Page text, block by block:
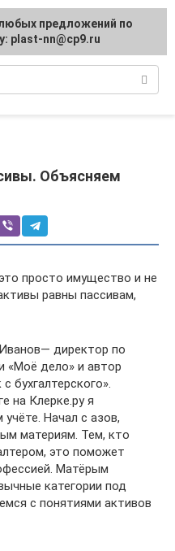
сервисы
Объясняем
просто имущество и не
равны пассивам,
директор по
«Моё дело» и автор
бухгалтерского».
на Клерке.ру я
Начал с азов,
материям. Тем, кто
это поможет
Матёрым
категории под
с понятиями активов
предложений по
plast-nn@cp9.ru